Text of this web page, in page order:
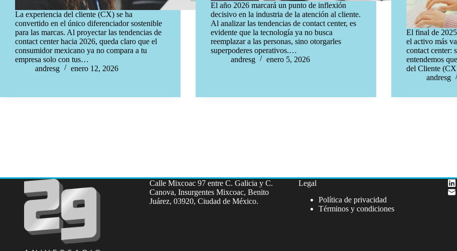
La experiencia del cliente (CX) se ha
convertido en el único diferenciador sostenible
para las marcas. Al proyectar las tendencias de
contact center hacia 2026, queda claro que el
consumidor mexicano ya no compara a tu
empresa solo con tus…
andresg
enero 12, 2026
El año 2026 marcará un punto de inflexión
decisivo en la industria de la atención al cliente.
Al analizar las tendencias de contact center, es
evidente que la tecnología ya no busca
reemplazar a las personas, sino otorgarles
superpoderes operativos.…
andresg
enero 5, 2026
El final de
el activo más
contact center:
entendemos
del Cliente
andresg
Calle Mixcoac 97 entre C. Galicia y C.
Canova, Insurgentes Mixcoac, Benito
Juárez, 03920, Ciudad de México.
Legal
Política de privacidad
Términos y condiciones